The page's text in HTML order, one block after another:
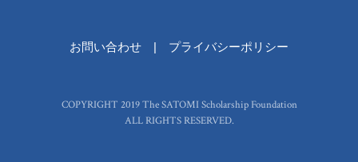
お問い合わせ プライバシーポリシー
COPYRIGHT 2019 The SATOMI Scholarship Foundation
ALL RIGHTS RESERVED.